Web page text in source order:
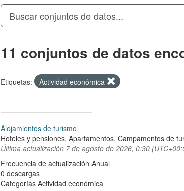
11 conjuntos de datos
Etiquetas: Actividad económica
Alojamientos de turismo
Hoteles y pensiones, Apartamentos, Campamentos de
Última actualización 7 de agosto de 2026, 0:30
Frecuencia de actualización Anual
0 descargas
Categorías Actividad económica